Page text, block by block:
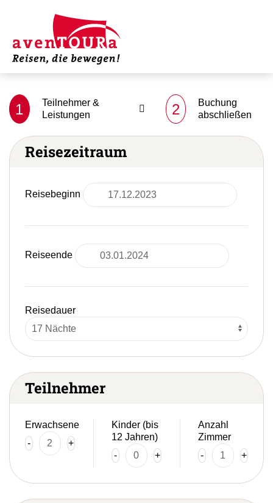
1
Teilnehmer &
Leistungen
2
Buchung
abschließen
Reisezeitraum
Reisebeginn
Reiseende
Reisedauer
Teilnehmer
Erwachsene
-
+
Kinder (bis
12 Jahren)
-
+
Anzahl
Zimmer
-
+